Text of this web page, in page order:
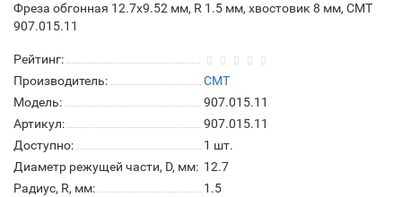
Фреза обгонная 12.7х9.52 мм, R 1.5 мм, хвостовик 8 мм, CMT
907.015.11
Рейтинг:
Производитель:
CMT
Модель:
907.015.11
Артикул:
907.015.11
Доступно:
1 шт.
Диаметр режущей части, D, мм: 12.7
Радиус, R, мм:
1.5